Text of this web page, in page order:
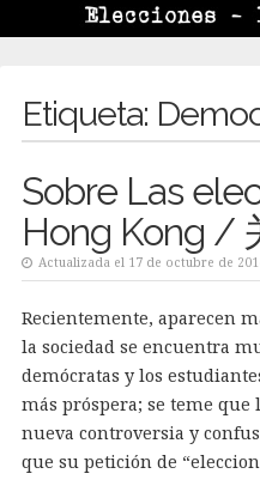
Etiqueta:
Sobre Las
Hong Kong /
Actualizada el 17 de octubre de
Recientemente, aparecen
la sociedad se encuentra
demócratas y los
más próspera; se teme que
nueva controversia y
que su petición de